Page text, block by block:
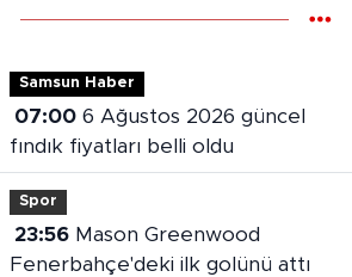
Samsun Haber
07:006 Ağustos 2026 güncel
fındık fiyatları belli oldu
Spor
23:56Mason Greenwood
Fenerbahçe'deki ilk golünü attı